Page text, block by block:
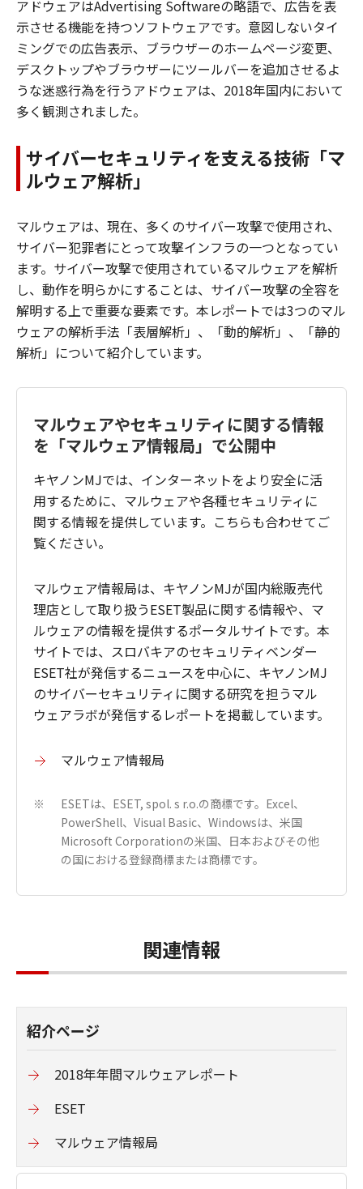
アドウェアはAdvertising Softwareの略語で、広告を表
示させる機能を持つソフトウェアです。意図しないタイ
ミングでの広告表示、ブラウザーのホームページ変更、
デスクトップやブラウザーにツールバーを追加させるよ
うな迷惑行為を行うアドウェアは、2018年国内において
多く観測されました。
サイバーセキュリティを支える技術「マ
ルウェア解析」
マルウェアは、現在、多くのサイバー攻撃で使用され、
サイバー犯罪者にとって攻撃インフラの一つとなってい
ます。サイバー攻撃で使用されているマルウェアを解析
し、動作を明らかにすることは、サイバー攻撃の全容を
解明する上で重要な要素です。本レポートでは3つのマル
ウェアの解析手法「表層解析」、「動的解析」、「静的
解析」について紹介しています。
マルウェアやセキュリティに関する情報
を「マルウェア情報局」で公開中
キヤノンMJでは、インターネットをより安全に活
用するために、マルウェアや各種セキュリティに
関する情報を提供しています。こちらも合わせてご
覧ください。
マルウェア情報局は、キヤノンMJが国内総販売代
理店として取り扱うESET製品に関する情報や、マ
ルウェアの情報を提供するポータルサイトです。本
サイトでは、スロバキアのセキュリティベンダー
ESET社が発信するニュースを中心に、キヤノンMJ
のサイバーセキュリティに関する研究を担うマル
ウェアラボが発信するレポートを掲載しています。
マルウェア情報局
※
ESETは、ESET, spol. s r.o.の商標です。Excel、
PowerShell、Visual Basic、Windowsは、米国
Microsoft Corporationの米国、日本およびその他
の国における登録商標または商標です。
関連情報
紹介ページ
2018年年間マルウェアレポート
ESET
マルウェア情報局